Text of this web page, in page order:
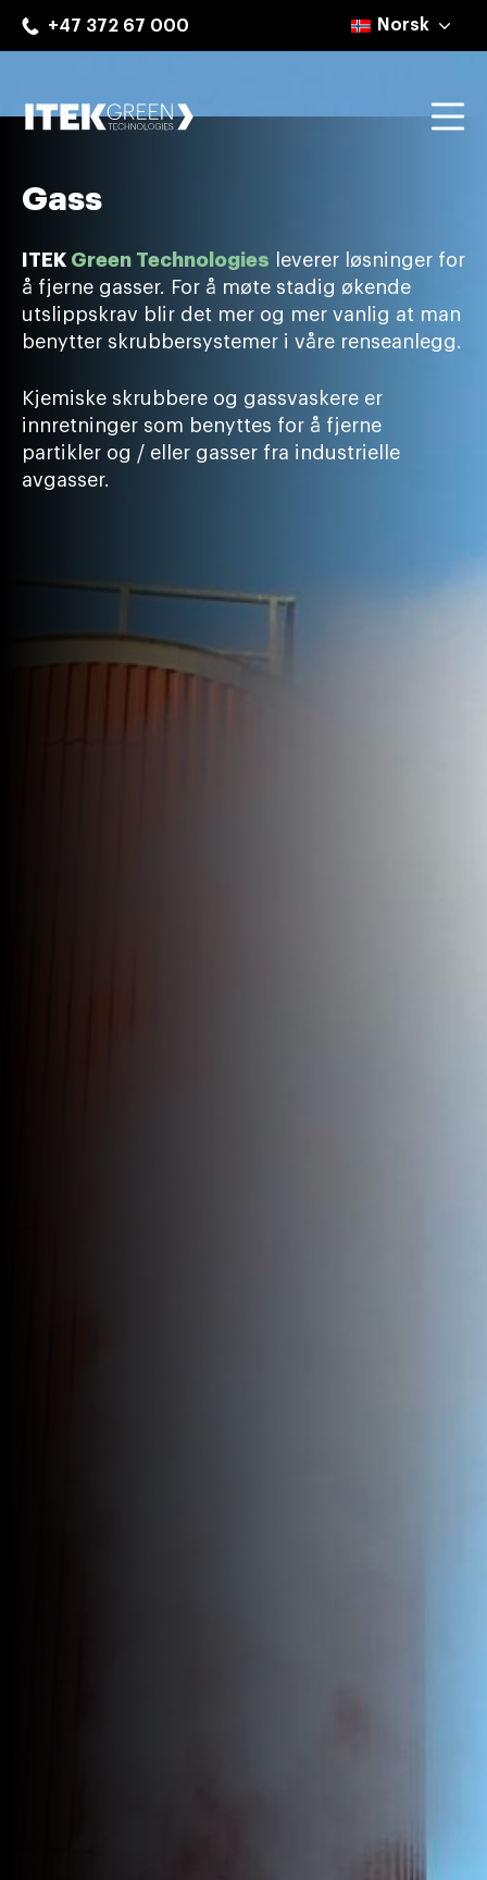
+47 372 67 000 Norsk
Gass
ITEK Green Technologies leverer løsninger for
å fjerne gasser. For å møte stadig økende
utslippskrav blir det mer og mer vanlig at man
benytter skrubbersystemer i våre renseanlegg.
Kjemiske skrubbere og gassvaskere er
innretninger som benyttes for å fjerne
partikler og / eller gasser fra industrielle
avgasser.